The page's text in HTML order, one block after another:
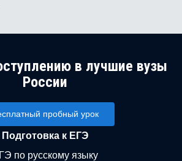
в лучшие вузы
России
пробный урок
Подготовка к ЕГЭ
по русскому языку